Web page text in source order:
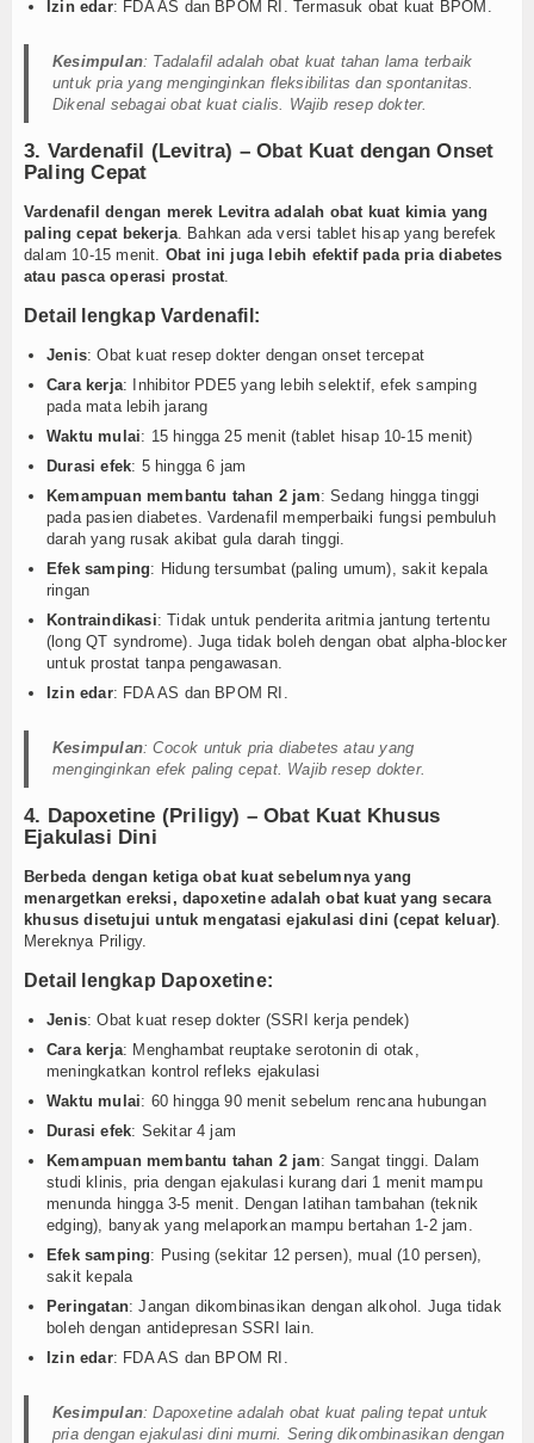
Izin edar: FDA AS dan BPOM RI. Termasuk obat kuat BPOM.
Kesimpulan: Tadalafil adalah obat kuat tahan lama terbaik
untuk pria yang menginginkan fleksibilitas dan spontanitas.
Dikenal sebagai obat kuat cialis. Wajib resep dokter.
3. Vardenafil (Levitra) – Obat Kuat dengan Onset
Paling Cepat
Vardenafil dengan merek Levitra adalah obat kuat kimia yang
paling cepat bekerja. Bahkan ada versi tablet hisap yang berefek
dalam 10-15 menit. Obat ini juga lebih efektif pada pria diabetes
atau pasca operasi prostat.
Detail lengkap Vardenafil:
Jenis: Obat kuat resep dokter dengan onset tercepat
Cara kerja: Inhibitor PDE5 yang lebih selektif, efek samping
pada mata lebih jarang
Waktu mulai: 15 hingga 25 menit (tablet hisap 10-15 menit)
Durasi efek: 5 hingga 6 jam
Kemampuan membantu tahan 2 jam: Sedang hingga tinggi
pada pasien diabetes. Vardenafil memperbaiki fungsi pembuluh
darah yang rusak akibat gula darah tinggi.
Efek samping: Hidung tersumbat (paling umum), sakit kepala
ringan
Kontraindikasi: Tidak untuk penderita aritmia jantung tertentu
(long QT syndrome). Juga tidak boleh dengan obat alpha-blocker
untuk prostat tanpa pengawasan.
Izin edar: FDA AS dan BPOM RI.
Kesimpulan: Cocok untuk pria diabetes atau yang
menginginkan efek paling cepat. Wajib resep dokter.
4. Dapoxetine (Priligy) – Obat Kuat Khusus
Ejakulasi Dini
Berbeda dengan ketiga obat kuat sebelumnya yang
menargetkan ereksi, dapoxetine adalah obat kuat yang secara
khusus disetujui untuk mengatasi ejakulasi dini (cepat keluar).
Mereknya Priligy.
Detail lengkap Dapoxetine:
Jenis: Obat kuat resep dokter (SSRI kerja pendek)
Cara kerja: Menghambat reuptake serotonin di otak,
meningkatkan kontrol refleks ejakulasi
Waktu mulai: 60 hingga 90 menit sebelum rencana hubungan
Durasi efek: Sekitar 4 jam
Kemampuan membantu tahan 2 jam: Sangat tinggi. Dalam
studi klinis, pria dengan ejakulasi kurang dari 1 menit mampu
menunda hingga 3-5 menit. Dengan latihan tambahan (teknik
edging), banyak yang melaporkan mampu bertahan 1-2 jam.
Efek samping: Pusing (sekitar 12 persen), mual (10 persen),
sakit kepala
Peringatan: Jangan dikombinasikan dengan alkohol. Juga tidak
boleh dengan antidepresan SSRI lain.
Izin edar: FDA AS dan BPOM RI.
Kesimpulan: Dapoxetine adalah obat kuat paling tepat untuk
pria dengan ejakulasi dini murni. Sering dikombinasikan dengan